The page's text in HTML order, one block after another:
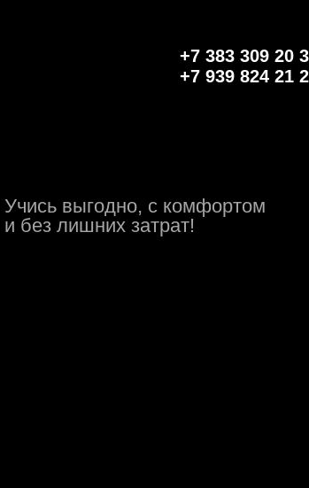
+7 383 309 20
+7 939 824 21
Учись выгодно, с комфортом
и без лишних затрат!